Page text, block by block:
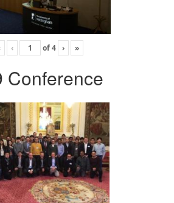
‹ of4 › »
Conference